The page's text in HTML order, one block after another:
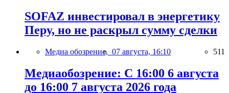
SOFAZ инвестировал в энергетику
Перу, но не раскрыл сумму сделки
Медиа обозрение, 07 августа, 16:10 511
Медиаобозрение: С 16:00 6 августа
до 16:00 7 августа 2026 года